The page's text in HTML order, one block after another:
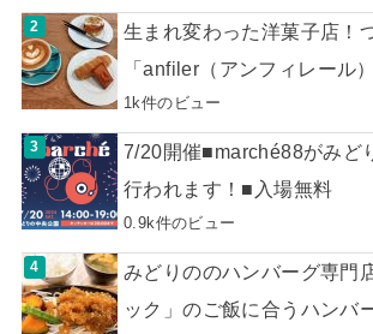
生まれ変わった洋菓子店！
「anfiler（アンフィレール）
1k件のビュー
7/20開催■marché88がみど
行われます！■入場無料
0.9k件のビュー
みどりののハンバーグ専門
ック」のご飯に合うハンバ